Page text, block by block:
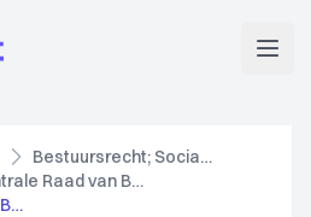
Bestuursrecht; Socialezekerheidsrecht
Centrale Raad van Beroep
ECLI:NL:CRVB:2009:BI9020